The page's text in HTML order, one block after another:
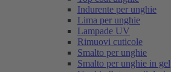
Indurente per unghie
Lima per unghie
Lampade UV
Rimuovi cuticole
Smalto per unghie
Smalto per unghie in gel